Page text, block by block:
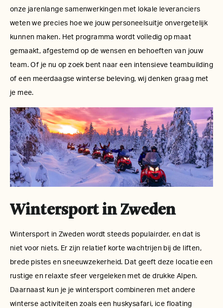
onze jarenlange samenwerkingen met lokale leveranciers
weten we precies hoe we jouw personeelsuitje onvergetelijk
kunnen maken. Het programma wordt volledig op maat
gemaakt, afgestemd op de wensen en behoeften van jouw
team. Of je nu op zoek bent naar een intensieveteambuilding
of een meerdaagse winterse beleving, wij denken graag met
je mee.
Wintersport in Zweden
Wintersport in Zweden wordt steeds populairder, en dat is
niet voor niets. Er zijn relatief korte wachtrijen bij de liften,
brede pistes en sneeuwzekerheid. Dat geeft deze locatie een
rustige en relaxte sfeer vergeleken met de drukke Alpen.
Daarnaast kun je je wintersport combineren met andere
winterse activiteiten zoals een huskysafari, ice floating